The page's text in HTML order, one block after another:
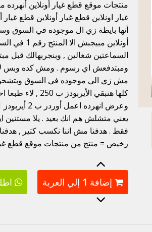
أنها بايظة زي ال موجوده في السوق
السماعتين شغالين , وبنجربهالك قبل
فقط . هدفنا مش اننا نكسب كتير ,
رخيص = منتج من منتجات موقع قطع
إضافة 1 إلي العربة